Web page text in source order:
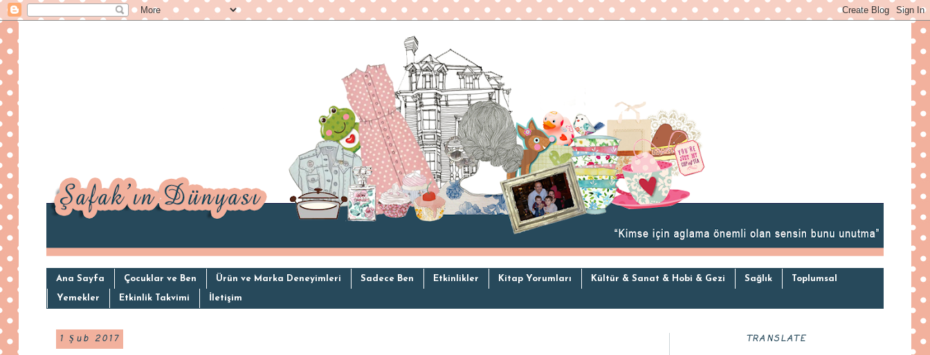
Ana Sayfa Çocuklar ve Ben Ürün ve Marka Deneyimleri Sadece Ben Etkinlikler Kitap Yorumları Kültür & Sanat & Hobi & Gezi Sağlık Toplumsal
Yemekler Etkinlik Takvimi İletişim
1 Şub 2017 TRANSLATE